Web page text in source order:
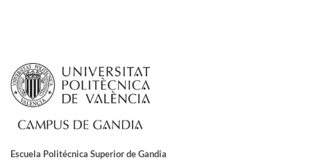
Escuela Politécnica Superior de Gandia